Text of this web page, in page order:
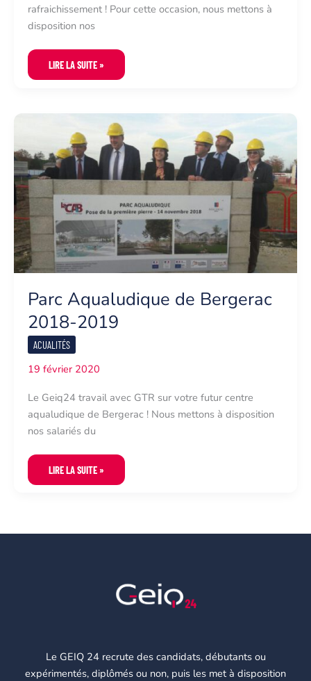
rafraichissement ! Pour cette occasion, nous mettons à
disposition nos
QUAIS
BERGERAC
LIRE LA SUITE »
Parc Aqualudique de Bergerac
2018-2019
ACUALITÉS
19 février 2020
Le Geiq24 travail avec GTR sur votre futur centre
aqualudique de Bergerac ! Nous mettons à disposition
nos salariés du
PARC
DE
LIRE LA SUITE »
Le GEIQ 24 recrute des candidats, débutants ou
expérimentés, diplômés ou non, puis les met à disposition